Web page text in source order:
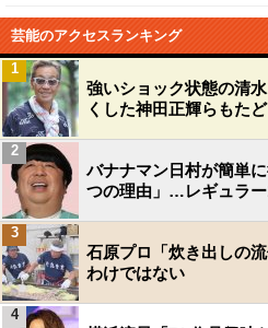
芸能のアクセスランキング
強いショック状態の清
くした神田正輝らもた
1
バナナマン日村が簡単
つの理由」…レギュラ
2
石原プロ「炊き出しの
わけではない
3
4